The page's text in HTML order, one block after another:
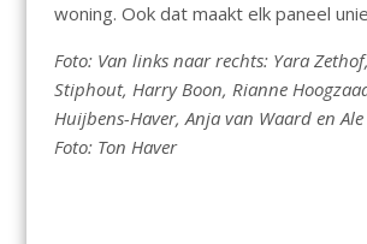
woning. Ook dat maakt elk paneel
Foto: Van links naar rechts: Yara
Stiphout, Harry Boon, Rianne
Huijbens-Haver, Anja van Waard en Ale
Foto: Ton Haver